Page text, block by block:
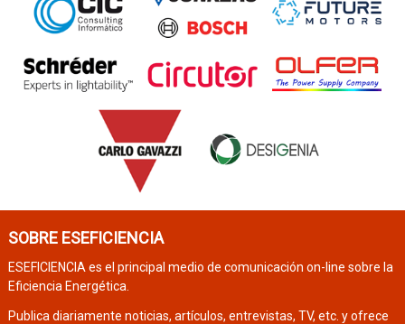
SOBRE ESEFICIENCIA
ESEFICIENCIA es el principal medio de comunicación on-line sobre la
Eficiencia Energética.
Publica diariamente noticias, artículos, entrevistas, TV, etc. y ofrece